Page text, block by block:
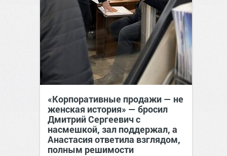
«Корпоративные продажи — не
женская история» — бросил
Дмитрий Сергеевич с
насмешкой, зал поддержал, а
Анастасия ответила взглядом,
полным решимости